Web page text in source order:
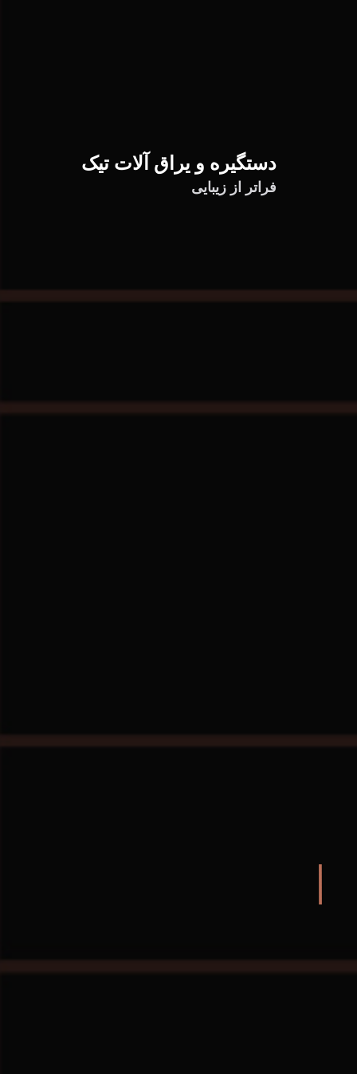
دستگیره و یراق آلات تیک
فراتر از زیبایی